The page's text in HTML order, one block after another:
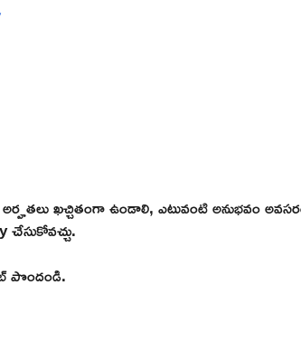
ఖచ్చితంగా ఉండాలి, ఎటువంటి అనుభవం
పొందండి.